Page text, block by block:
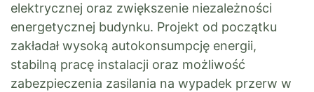
elektrycznej oraz zwiększenie niezależności
energetycznej budynku. Projekt od początku
zakładał wysoką autokonsumpcję energii,
stabilną pracę instalacji oraz możliwość
zabezpieczenia zasilania na wypadek przerw w